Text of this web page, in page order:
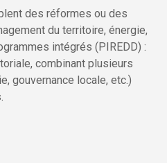
des réformes ou des
du territoire, énergie,
intégrés (PIREDD) :
combinant plusieurs
gouvernance locale, etc.)